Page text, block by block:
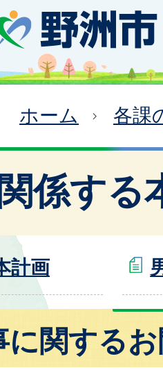
ホーム 各課
係する
計画
に関する